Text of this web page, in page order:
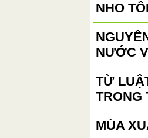
NHO
NƯỚC
TỪ
TRONG
MÙA